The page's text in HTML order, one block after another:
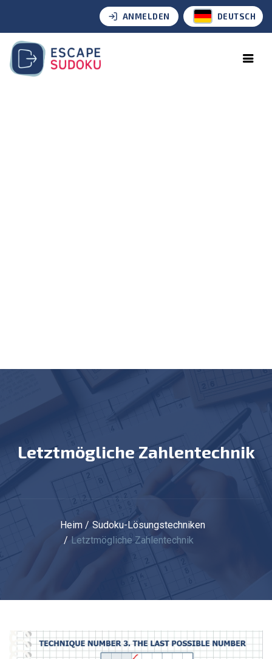
ANMELDEN DEUTSCH
Letztmögliche Zahlentechnik
Heim
Sudoku-Lösungstechniken
Letztmögliche Zahlentechnik